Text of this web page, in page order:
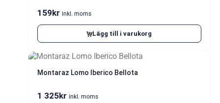
159kr inkl. moms
Lägg till i varukorg
Montaraz Lomo Iberico Bellota
1 325kr inkl. moms